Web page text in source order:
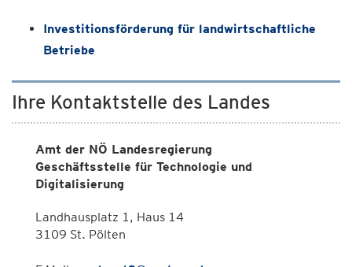
Investitionsförderung für landwirtschaftliche
Betriebe
Ihre Kontaktstelle des Landes
Amt der NÖ Landesregierung
Geschäftsstelle für Technologie und
Digitalisierung
Landhausplatz 1, Haus 14
3109 St. Pölten